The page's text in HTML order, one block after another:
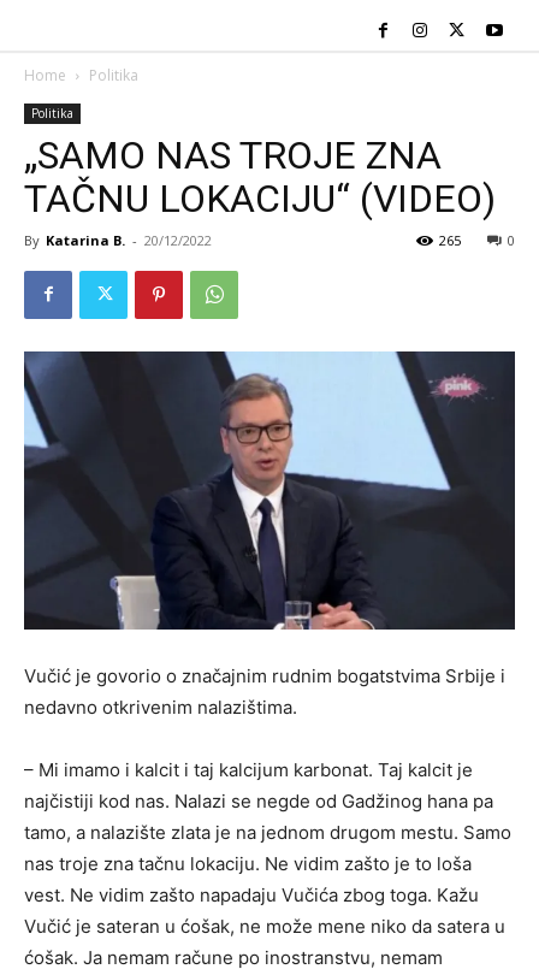
Home Politika
Politika
„SAMO NAS TROJE ZNA
TAČNU LOKACIJU“ (VIDEO)
By Katarina B. - 20/12/2022 0
265
Vučić je govorio o značajnim rudnim bogatstvima Srbije i
nedavno otkrivenim nalazištima.
– Mi imamo i kalcit i taj kalcijum karbonat. Taj kalcit je
najčistiji kod nas. Nalazi se negde od Gadžinog hana pa
tamo, a nalazište zlata je na jednom drugom mestu. Samo
nas troje zna tačnu lokaciju. Ne vidim zašto je to loša
vest. Ne vidim zašto napadaju Vučića zbog toga. Kažu
Vučić je sateran u ćošak, ne može mene niko da satera u
ćošak. Ja nemam račune po inostranstvu, nemam